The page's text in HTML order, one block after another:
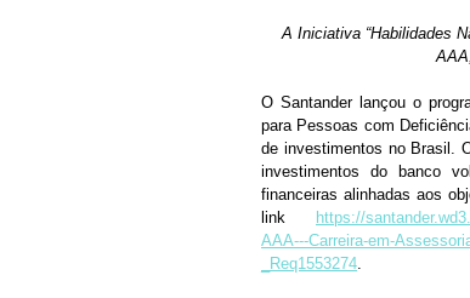
A Iniciativa “Habilidades
O Santander lançou o
para Pessoas com
de investimentos no Brasil.
investimentos do banco
financeiras alinhadas aos
link https://
AAA---Carreira-em-
_Req1553274